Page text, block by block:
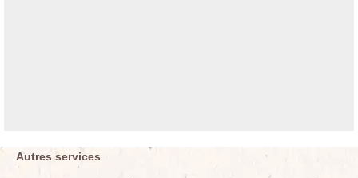
Autres services